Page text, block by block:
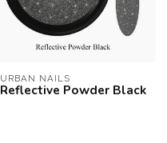
URBAN NAILS
Reflective Powder Black